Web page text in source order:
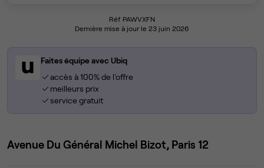
Réf PAWVXFN
Dernière mise à jour le 23 juin 2026
Faites équipe avec Ubiq
accès à 100% de l'offre
meilleurs prix
service gratuit
Avenue Du Général Michel Bizot, Paris 12